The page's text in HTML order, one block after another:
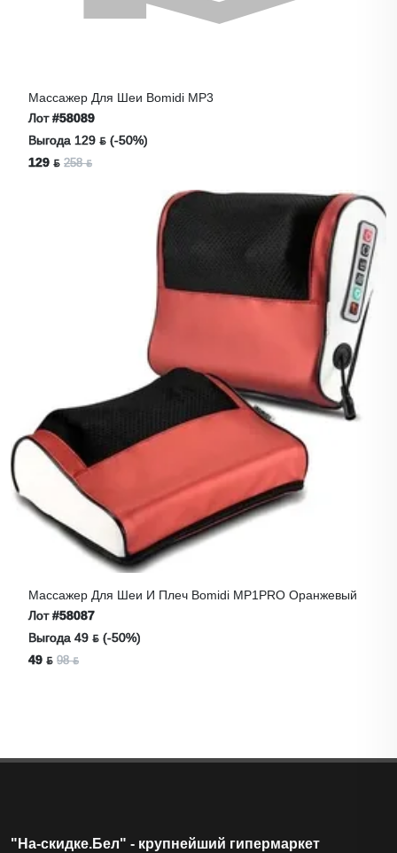
Массажер Для Шеи Bomidi MP3
Лот#58089
Выгода 129 ƃ (-50%)
129 ƃ 258 ƃ
Массажер Для Шеи И Плеч Bomidi MP1PRO Оранжевый
Лот#58087
Выгода 49 ƃ (-50%)
49 ƃ 98 ƃ
"На-скидке.Бел" - крупнейший гипермаркет